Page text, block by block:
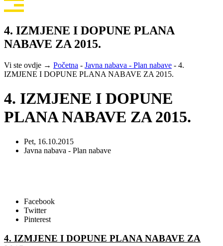
4. IZMJENE I DOPUNE PLANA
NABAVE ZA 2015.
Vi ste ovdje → Početna - Javna nabava - Plan nabave - 4.
IZMJENE I DOPUNE PLANA NABAVE ZA 2015.
4. IZMJENE I DOPUNE
PLANA NABAVE ZA 2015.
Pet, 16.10.2015
Javna nabava - Plan nabave
Facebook
Twitter
Pinterest
4. IZMJENE I DOPUNE PLANA NABAVE ZA